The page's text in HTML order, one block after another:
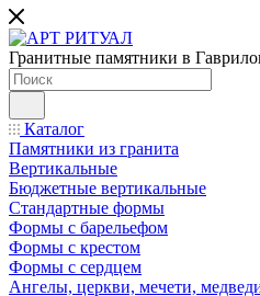
Гранитные памятники в
Каталог
Памятники из гранита
Вертикальные
Бюджетные вертикальные
Стандартные формы
Формы с барельефом
Формы с крестом
Формы с сердцем
Ангелы, церкви, мечети,